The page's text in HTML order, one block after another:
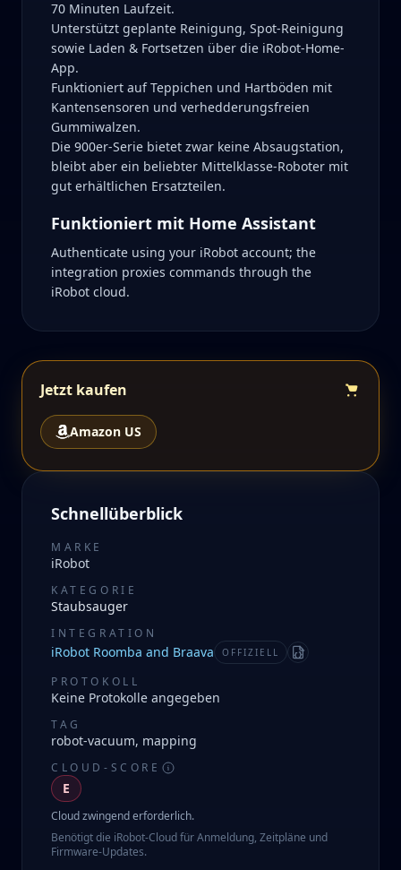
70 Minuten Laufzeit.
Unterstützt geplante Reinigung, Spot-Reinigung
sowie Laden & Fortsetzen über die iRobot-Home-
App.
Funktioniert auf Teppichen und Hartböden mit
Kantensensoren und verhedderungsfreien
Gummiwalzen.
Die 900er-Serie bietet zwar keine Absaugstation,
bleibt aber ein beliebter Mittelklasse-Roboter mit
gut erhältlichen Ersatzteilen.
Funktioniert mit Home Assistant
Authenticate using your iRobot account; the
integration proxies commands through the
iRobot cloud.
Jetzt kaufen
Amazon US
Schnellüberblick
MARKE
iRobot
KATEGORIE
Staubsauger
INTEGRATION
iRobot Roomba and Braava OFFIZIELL Manifest
PROTOKOLL
Keine Protokolle angegeben
TAG
robot-vacuum, mapping
CLOUD-SCORE
E
Cloud zwingend erforderlich.
Benötigt die iRobot-Cloud für Anmeldung, Zeitpläne und
Firmware-Updates.